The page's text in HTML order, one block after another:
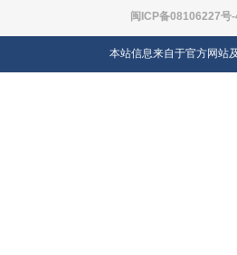
闽ICP备08106227号
本站信息来自于官方网站